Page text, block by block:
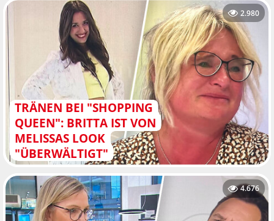
TRÄNEN BEI "SHOPPING
QUEEN": BRITTA IST VON
MELISSAS LOOK
"ÜBERWÄLTIGT"
2.980
4.676